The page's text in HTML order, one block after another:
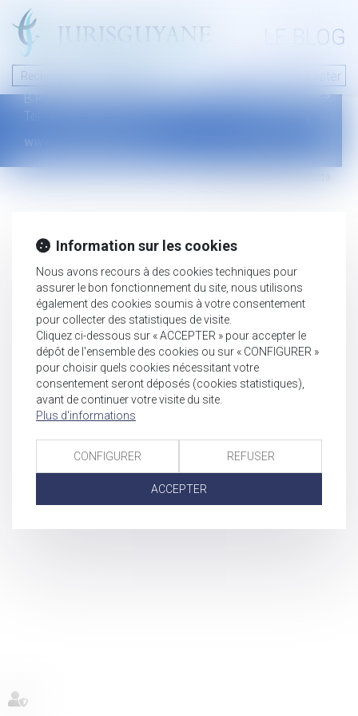
LE BLOG
Nous contacter
46 avenue de la liberté
B.P.315 - 97327 Cayenne Cedex
Tel : +594 594 29 45 35
www.jurisguyane.com
Mentions légales
Information sur les cookies
Nous avons recours à des cookies techniques pour
assurer le bon fonctionnement du site, nous utilisons
également des cookies soumis à votre consentement
pour collecter des statistiques de visite.
Cliquez ci-dessous sur « ACCEPTER » pour accepter le
dépôt de l'ensemble des cookies ou sur « CONFIGURER »
pour choisir quels cookies nécessitant votre
consentement seront déposés (cookies statistiques),
avant de continuer votre visite du site.
Plus d'informations
CONFIGURER REFUSER
ACCEPTER